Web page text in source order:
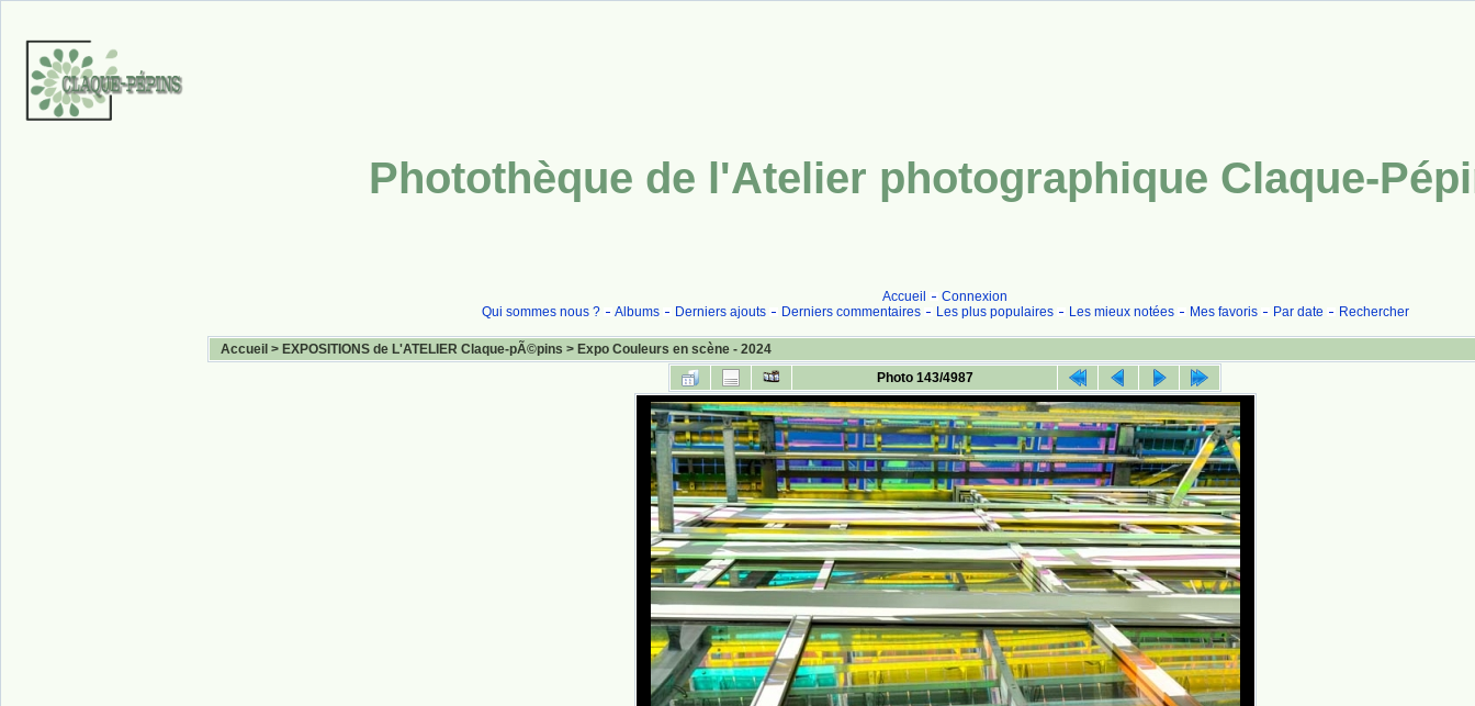
Photothèque de l'Atelier photographique Claque-
Accueil
Connexion
Qui sommes nous ?
Albums Derniers ajouts Derniers commentaires Les plus populaires Les mieux notées Mes favoris Par date Rechercher
Accueil > EXPOSITIONS de L'ATELIER Claque-pÃ©pins > Expo Couleurs en scène - 2024
Photo 143/4987